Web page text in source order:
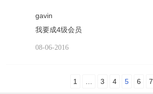
gavin
我要成4级会员
08-06-2016
1 3 4 5 6 7